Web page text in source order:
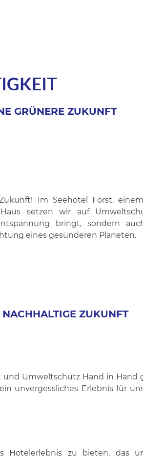
GRÜNERE ZUKUNFT
Im Seehotel Forst,
setzen wir auf
bringt, sondern
eines gesünderen Planeten.
ZUKUNFT
Umweltschutz Hand in Hand
unvergessliches Erlebnis für
Hotelerlebnis zu bieten, das